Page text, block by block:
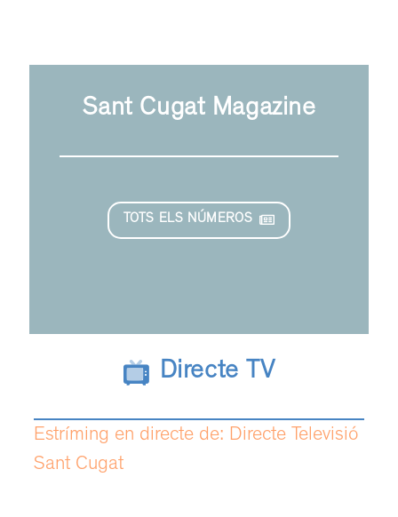
Sant Cugat Magazine
TOTS ELS NÚMEROS
Directe TV
Estríming en directe de: Directe Televisió
Sant Cugat